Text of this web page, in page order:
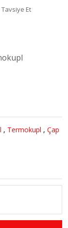
Tavsiye Et
, Termokupl ,Çap